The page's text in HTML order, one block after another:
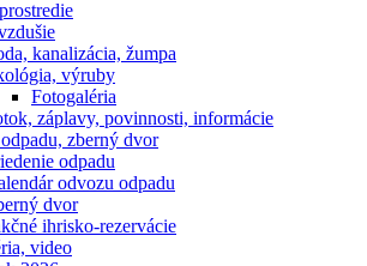
kanalizácia, žumpa
výruby
Fotogaléria
záplavy, povinnosti, informácie
zberný dvor
odpadu
odvozu odpadu
dvor
ihrisko-rezervácie
video